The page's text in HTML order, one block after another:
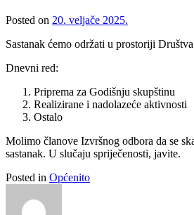
Posted on 20. veljače 2025.
Sastanak ćemo održati u prostoriji
Dnevni red:
Priprema za Godišnju skupštinu
Realizirane i nadolazeće aktivnosti
Ostalo
Molimo članove Izvršnog odbora da se
sastanak. U slučaju spriječenosti, javite.
Posted in Općenito